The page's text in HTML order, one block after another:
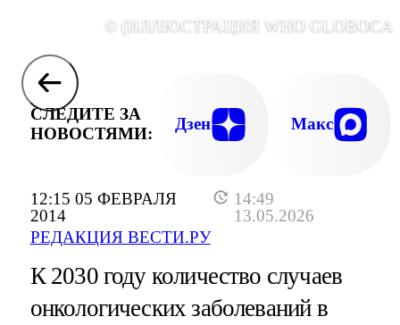
12:15 05 ФЕВРАЛЯ
2014
14:49
13.05.2026
РЕДАКЦИЯ ВЕСТИ.РУ
© (ИЛЛЮСТРАЦИЯ WHO
СЛЕДИТЕ ЗА
НОВОСТЯМИ:
Дзен Макс
К 2030 году количество случаев
онкологических заболеваний в